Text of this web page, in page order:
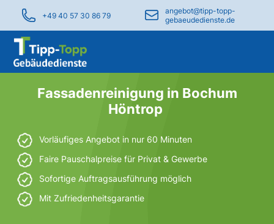
+49 40 57 30 86 79
angebot@tipp-topp-
gebaeudedienste.de
Fassadenreinigung in Bochum
Höntrop
Vorläufiges Angebot in nur 60 Minuten
Faire Pauschalpreise für Privat & Gewerbe
Sofortige Auftragsausführung möglich
Mit Zufriedenheitsgarantie